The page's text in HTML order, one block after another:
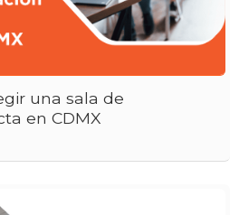
una sala de
en CDMX